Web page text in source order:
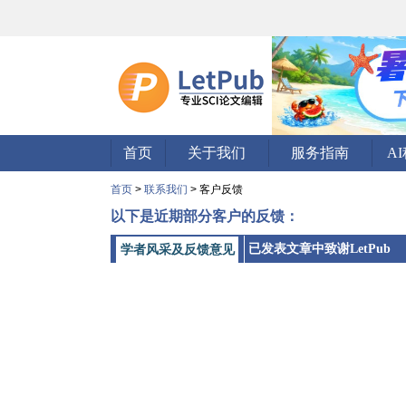
首页 关于我们 服务指南 AI
首页 > 联系我们 > 客户反馈
以下是近期部分客户的反馈：
学者风采及反馈意见 已发表文章中致谢LetPub